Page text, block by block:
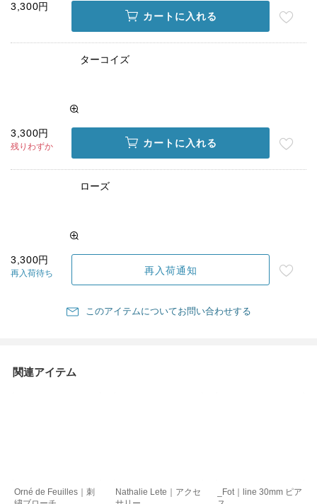
3,300円
カートに入れる
ターコイズ
3,300円
残りわずか カートに入れる
ローズ
3,300円
再入荷待ち 再入荷通知
このアイテムについてお問い合わせする
関連アイテム
Orné de Feuilles｜刺
Nathalie Lete｜アクセ
_Fot｜line 30mm ピア